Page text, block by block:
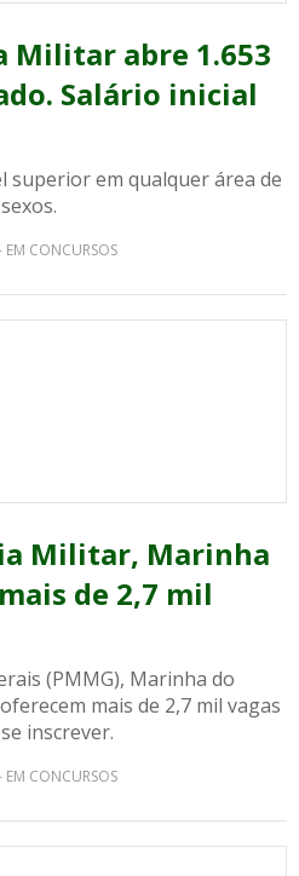
Militar abre 1.653
Salário inicial
superior em qualquer área de
CONCURSOS
Militar, Marinha
de 2,7 mil
(PMMG), Marinha do
mais de 2,7 mil vagas
inscrever.
CONCURSOS